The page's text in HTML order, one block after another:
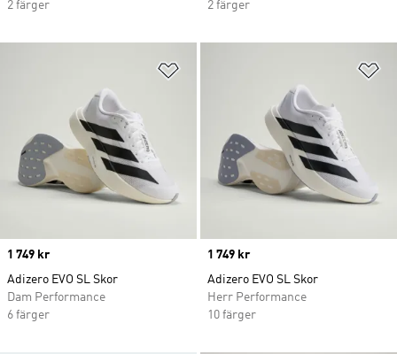
2 färger
2 färger
Price
1 749 kr
Adizero EVO SL Skor
Dam Performance
6 färger
Price
1 749 kr
Adizero EVO SL Skor
Herr Performance
10 färger